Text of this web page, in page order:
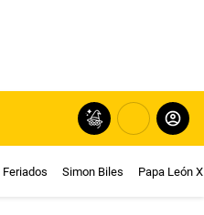
Feriados Simon Biles Papa León